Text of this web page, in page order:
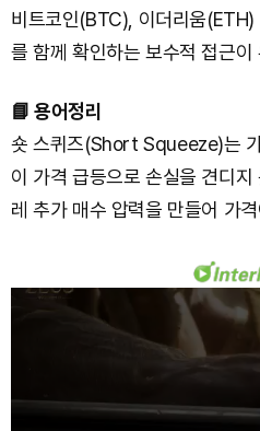
비트코인(BTC), 이더리움
를 함께 확인하는 보수적 접근이
📘 용어정리
숏 스퀴즈(Short Squeeze)는
이 가격 급등으로 손실을 견디지
레 추가 매수 압력을 만들어 가